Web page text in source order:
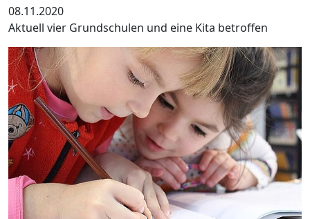
08.11.2020
Aktuell vier Grundschulen und eine Kita betroffen